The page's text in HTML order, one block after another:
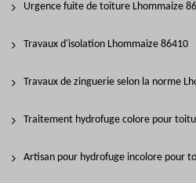
Urgence fuite de toiture Lhommaize
Travaux d'isolation Lhommaize 86410
Travaux de zinguerie selon la norme
Traitement hydrofuge colore pour
Artisan pour hydrofuge incolore pour